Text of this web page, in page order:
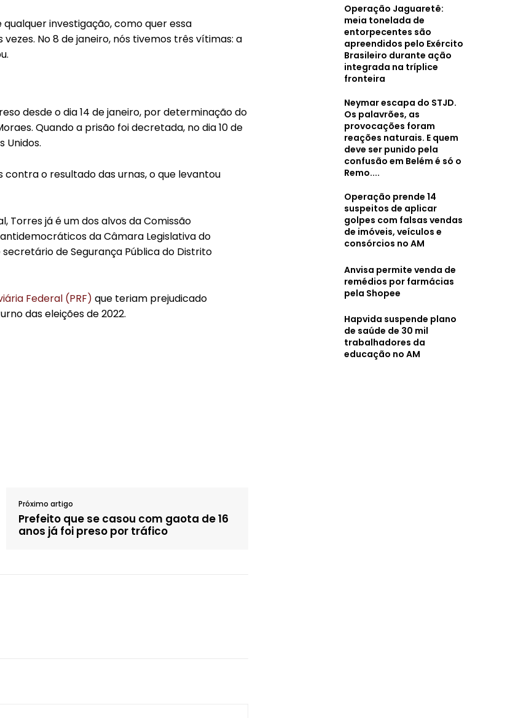
investigação, como quer essa
No 8 de janeiro, nós tivemos três vítimas: a
desde o dia 14 de janeiro, por determinação do
Quando a prisão foi decretada, no dia 10 de
Unidos.
contra o resultado das urnas, o que levantou
Torres já é um dos alvos da Comissão
da Câmara Legislativa do
de Segurança Pública do Distrito
Federal (PRF) que teriam prejudicado
das eleições de 2022.
Próximo artigo
Prefeito que se casou com gaota de 16
anos já foi preso por tráfico
Operação Jaguaretê:
meia tonelada de
entorpecentes são
apreendidos pelo Exército
Brasileiro durante ação
integrada na tríplice
fronteira
Neymar escapa do STJD.
Os palavrões, as
provocações foram
reações naturais. E quem
deve ser punido pela
confusão em Belém é só o
Remo....
Operação prende 14
suspeitos de aplicar
golpes com falsas vendas
de imóveis, veículos e
consórcios no AM
Anvisa permite venda de
remédios por farmácias
pela Shopee
Hapvida suspende plano
de saúde de 30 mil
trabalhadores da
educação no AM